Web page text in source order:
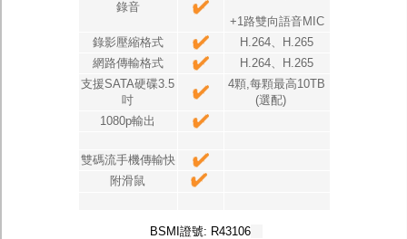
錄音
+1路雙向語音MIC
錄影壓縮格式
H.264、H.265
網路傳輸格式
H.264、H.265
支援SATA硬碟3.5
吋
4顆,每顆最高10TB
(選配)
1080p輸出
雙碼流手機傳輸快
附滑鼠
BSMI證號: R43106